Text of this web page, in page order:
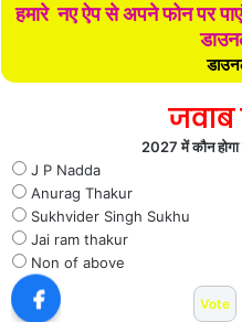
हमारे नए ऐप से अपने फोन पर
2027 में कौन होगा
J P Nadda
Anurag Thakur
Sukhvider Singh Sukhu
Jai ram thakur
Non of above